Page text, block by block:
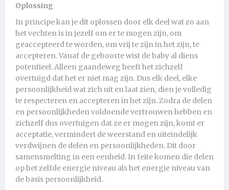
Oplossing
In principe kan je dit oplossen door elk deel wat zo aan
het vechten is in jezelf om er te mogen zijn, om
geaccepteerd te worden, om vrij te zijn in het zijn, te
accepteren. Vanaf de geboorte wist de baby al diens
potentieel. Alleen gaandeweg heeft het zichzelf
overtuigd dat het er niet mag zijn. Dus elk deel, elke
persoonlijkheid wat zich uit en laat zien, dien je volledig
te respecteren en accepteren in het zijn. Zodra de delen
en persoonlijkheden voldoende vertrouwen hebben en
zichzelf dus overtuigen dat ze er mogen zijn, komt er
acceptatie, vermindert de weerstand en uiteindelijk
verdwijnen de delen en persoonlijkheden. Dit door
samensmelting in een eenheid. In feite komen die delen
op het zelfde energie niveau als het energie niveau van
de basis persoonlijkheid.